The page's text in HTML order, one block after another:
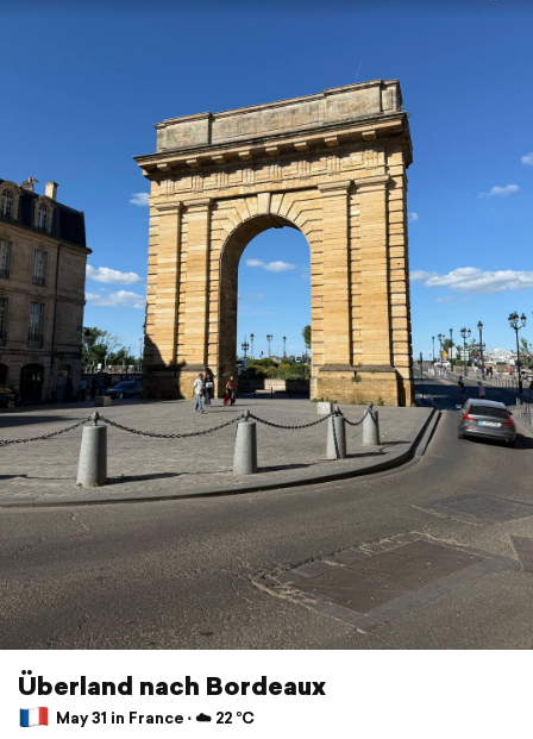
Überland nach Bordeaux
May 31 in France ⋅ ☁️ 22 °C